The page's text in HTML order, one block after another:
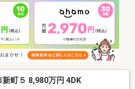
てみようと思われたら【東宝ハウス武
510】まで気軽にご相談くださいま
町５ 8,980万円 4DK